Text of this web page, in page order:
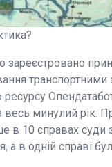
зареєстровано
транспортними
минулий рік.
в 10 справах суди
а в одній справі